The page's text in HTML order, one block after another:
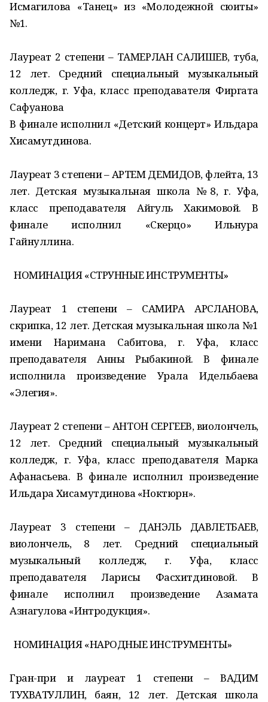
Исмагилова «Танец» из «Молодежной сюиты»
№1.
Лауреат 2 степени – ТАМЕРЛАН САЛИШЕВ, туба,
12 лет. Средний специальный музыкальный
колледж, г. Уфа, класс преподавателя Фиргата
Сафуанова
В финале исполнил «Детский концерт» Ильдара
Хисамутдинова.
Лауреат 3 степени – АРТЕМ ДЕМИДОВ, флейта, 13
лет. Детская музыкальная школа №8, г. Уфа,
класс преподавателя Айгуль Хакимовой. В
финале исполнил «Скерцо» Ильнура
Гайнуллина.
НОМИНАЦИЯ «СТРУННЫЕ ИНСТРУМЕНТЫ»
Лауреат 1 степени – САМИРА АРСЛАНОВА,
скрипка, 12 лет. Детская музыкальная школа №1
имени Наримана Сабитова, г. Уфа, класс
преподавателя Анны Рыбакиной. В финале
исполнила произведение Урала Идельбаева
«Элегия».
Лауреат 2 степени – АНТОН СЕРГЕЕВ, виолончель,
12 лет. Средний специальный музыкальный
колледж, г. Уфа, класс преподавателя Марка
Афанасьева. В финале исполнил произведение
Ильдара Хисамутдинова «Ноктюрн».
Лауреат 3 степени – ДАНЭЛЬ ДАВЛЕТБАЕВ,
виолончель, 8 лет. Средний специальный
музыкальный колледж, г. Уфа, класс
преподавателя Ларисы Фасхитдиновой. В
финале исполнил произведение Азамата
Азнагулова «Интродукция».
НОМИНАЦИЯ «НАРОДНЫЕ ИНСТРУМЕНТЫ»
Гран-при и лауреат 1 степени – ВАДИМ
ТУХВАТУЛЛИН, баян, 12 лет. Детская школа